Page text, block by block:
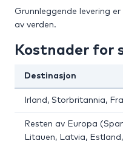
Grunnleggende levering
av verden.
Kostnader for
Destinasjon
Irland, Storbritannia,
Resten av Europa
Litauen, Latvia,